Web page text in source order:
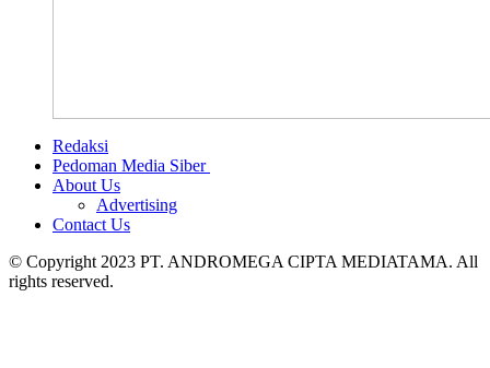
Redaksi
Pedoman Media Siber
About Us
Advertising
Contact Us
© Copyright 2023 PT. ANDROMEGA CIPTA MEDIATAMA. All
rights reserved.